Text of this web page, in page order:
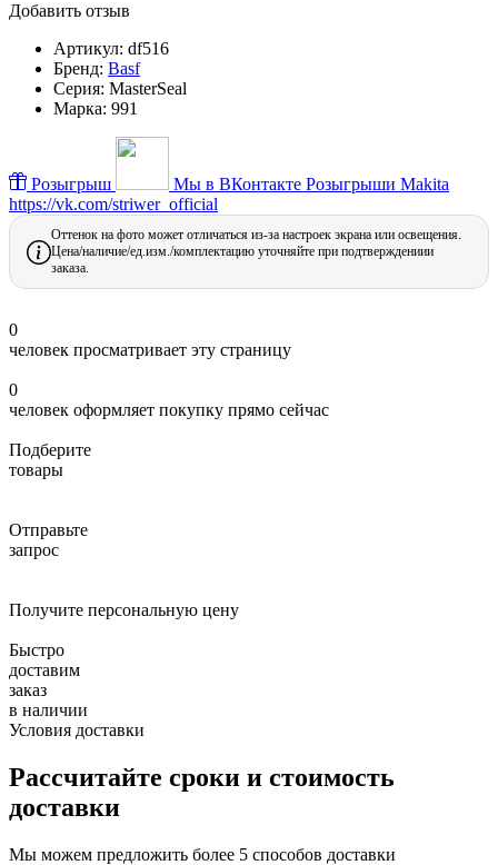
Добавить отзыв
Артикул: df516
Бренд: Basf
Серия: MasterSeal
Марка: 991
Розыгрыш Мы в ВКонтакте Розыгрыши Makita
https://vk.com/striwer_official
Оттенок на фото может отличаться из-за настроек экрана или освещения.
Цена/наличие/ед.изм./комплектацию уточняйте при подтверждениии
заказа.
0
человек просматривает эту страницу
0
человек оформляет покупку прямо сейчас
Подберите
товары
Отправьте
запрос
Получите персональную цену
Быстро
доставим
заказ
в наличии
Условия доставки
Рассчитайте сроки и стоимость
доставки
Мы можем предложить более 5 способов доставки